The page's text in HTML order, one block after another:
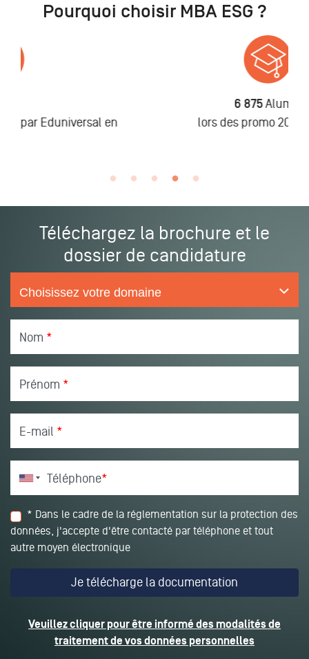
Pourquoi choisir MBA ESG ?
lors des promo 2019 à 2025
Téléchargez la brochure et le
dossier de candidature
Nom *
Prénom *
E-mail *
Téléphone*
* Dans le cadre de la réglementation sur la protection des
données, j'accepte d'être contacté par téléphone et tout
autre moyen électronique
Veuillez cliquer pour être informé des modalités de
traitement de vos données personnelles